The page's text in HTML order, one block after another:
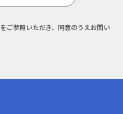
をご参照いただき、同意のうえお問い